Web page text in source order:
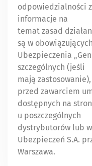
odpowiedzialności
informacje na
temat zasad
są w
Ubezpieczenia
szczególnych (jeśli
mają
przed zawarciem
dostępnych na
u poszczególnych
dystrybutorów lub
Ubezpieczeń S.A.
Warszawa.